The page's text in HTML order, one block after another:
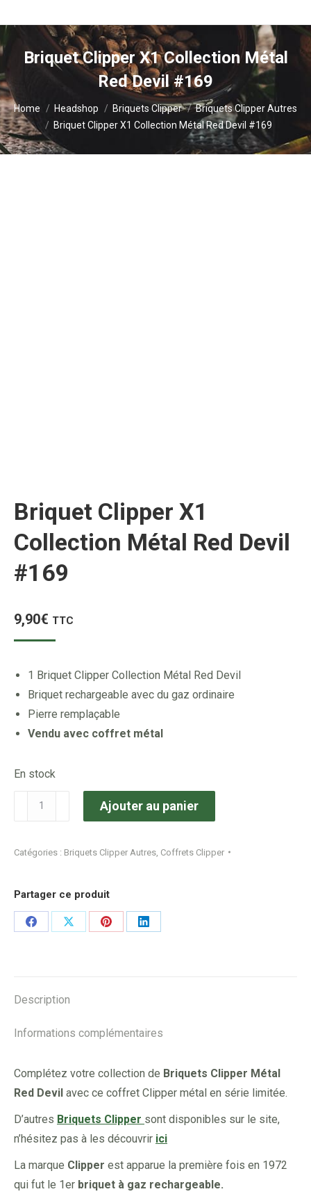
Briquet Clipper X1 Collection Métal
Red Devil #169
You are here:
Home Headshop Briquets Clipper
Briquets Clipper Autres
Briquet Clipper X1 Collection Métal Red Devil #169
Briquet Clipper X1
Collection Métal Red Devil
#169
9,90€ TTC
1 Briquet Clipper Collection Métal Red Devil
Briquet rechargeable avec du gaz ordinaire
Pierre remplaçable
Vendu avec coffret métal
En stock
quantité
Clipper
Collection
Métal
Red
Ajouter au panier
Catégories : Briquets Clipper Autres Coffrets Clipper
Partager ce produit
Share
Share
Share
Share
Description
Informations complémentaires
Complétez votre collection de Briquets Clipper Métal
Red Devil avec ce coffret Clipper métal en série limitée.
D’autres Briquets Clipper sont disponibles sur le site,
n’hésitez pas à les découvrir ici
La marque Clipper est apparue la première fois en 1972
qui fut le 1er briquet à gaz rechargeable.